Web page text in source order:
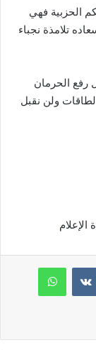
الحزبية فهي
تلامذة نجباء
رفع الحرمان
ولن نقبل